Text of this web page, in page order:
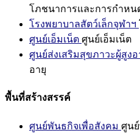
โภชนาการและการกำหน
โรงพยาบาลสัตว์เล็กจุฬาฯ
ศูนย์เอ็มเน็ต ศูนย์เอ็มเน็ต
ศูนย์ส่งเสริมสุขภาวะผู้สูงอ
อายุ
พื้นที่สร้างสรรค์
ศูนย์พันธกิจเพื่อสังคม ศูน